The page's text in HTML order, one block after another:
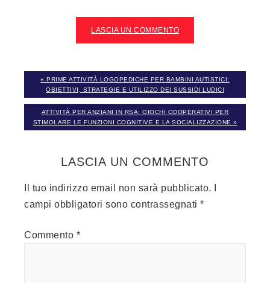
LASCIA UN COMMENTO
« PRIME ATTIVITÀ LOGOPEDICHE PER BAMBINI AUTISTICI:
OBIETTIVI, STRATEGIE E UTILIZZO DEI SUSSIDI LUDICI
ATTIVITÀ PER ANZIANI IN RSA: GIOCHI COOPERATIVI PER
STIMOLARE LE FUNZIONI COGNITIVE E LA SOCIALIZZAZIONE »
LASCIA UN COMMENTO
Il tuo indirizzo email non sarà pubblicato.
campi obbligatori sono contrassegnati *
Commento *